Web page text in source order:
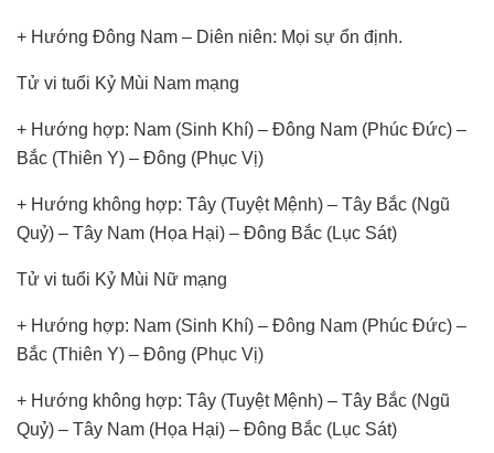
+ Hướng Đông Nam – Diên niên: Mọi sự ổn định.
Tử vi tuổi Kỷ Mùi Nam mạng
+ Hướng hợp: Nam (Sinh Khí) – Đông Nam (Phúc Đức) –
Bắc (Thiên Y) – Đông (Phục Vị)
+ Hướng không hợp: Tây (Tuyệt Mệnh) – Tây Bắc (Ngũ
Quỷ) – Tây Nam (Họa Hại) – Đông Bắc (Lục Sát)
Tử vi tuổi Kỷ Mùi Nữ mạng
+ Hướng hợp: Nam (Sinh Khí) – Đông Nam (Phúc Đức) –
Bắc (Thiên Y) – Đông (Phục Vị)
+ Hướng không hợp: Tây (Tuyệt Mệnh) – Tây Bắc (Ngũ
Quỷ) – Tây Nam (Họa Hại) – Đông Bắc (Lục Sát)